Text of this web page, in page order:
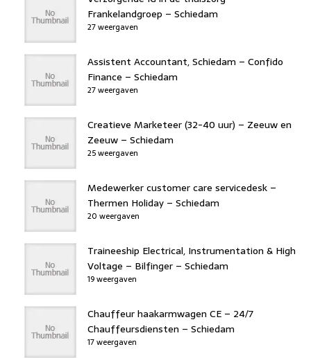
Frankelandgroep – Schiedam
27 weergaven
Assistent Accountant, Schiedam – Confido
Finance – Schiedam
27 weergaven
Creatieve Marketeer (32-40 uur) – Zeeuw en
Zeeuw – Schiedam
25 weergaven
Medewerker customer care servicedesk –
Thermen Holiday – Schiedam
20 weergaven
Traineeship Electrical, Instrumentation & High
Voltage – Bilfinger – Schiedam
19 weergaven
Chauffeur haakarmwagen CE – 24/7
Chauffeursdiensten – Schiedam
17 weergaven